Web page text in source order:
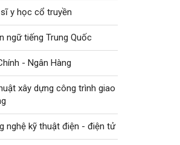
y học cổ truyền
ngữ tiếng Trung Quốc
- Ngân Hàng
xây dựng công trình giao
nghệ kỹ thuật điện - điện tử